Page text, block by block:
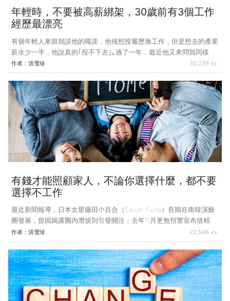
年輕時，不要被高薪綁架，30歲前有3個工作
經歷最漂亮
有個年輕人來跟我談他的職涯，他很想投履歷換工作，但是想去的產業
薪水少一半，他說真的｢投不下去｣｡過了一年，最近他又來問我同樣的
問題，後來還是低頭沮喪地離開，也就是他仍然投不下去｡ 我望著他的
背影，心想又是一個被薪水綁架的年輕人，可是他沒去想當他一直在同
一家公司做同一個職位，10年或20年後，極有可能成為相對薪水落後，
甚至工作不保，或是轉職困難的中年人｡ 高薪，難以抵抗的誘惑 說起
來，要年輕人預見10年或20年後，並不容易！更何況多數人換工作，想
的無非是多加薪水；如果工作有前景，薪水少一點勉強可以接受，至於
差到一半的確令人難以屈就，而且恐怕也不易做久，企
作者： 洪雪珍 30,239
有錢才能照顧家人，不論你選擇什麼，都不要
選擇不工作
最近新聞報導，日本女星藤田小百合（Sayuri Fujita）長期在南韓演藝
圈發展，曾因揭露圈內潛規則引發關注；去年11月更無預警宣布借精生
子，當未婚媽媽，再度掀起熱議。過程中，內心飽受煎熬，不敢告訴父
親，而且肚子隆起之後，她就穿寬鬆衣服遮掩，壓力大到準備退出娛樂
圈｡ 結果出乎她的意料之外，父親坦然接受，而且事情公布後，外界評
價也很正面，節目邀約排山倒海而來，讓藤田小百合一躍成為最具話題
的女星之一。 家人不等人，企業更不等人 這是一個圓滿結局，皆大
歡喜，看起來藤田小百合不必為此離開喜歡的演藝事業，不論懷孕或產
子都能夠繼續工作｡這是我最樂見的結果，因為我
作者： 洪雪珍 22,598